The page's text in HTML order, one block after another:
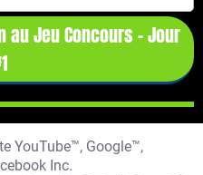
Jeu Concours - Jour
YouTube™, Google™,
Inc.